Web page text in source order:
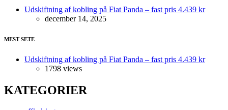
Udskiftning af kobling på Fiat Panda – fast pris 4.439 kr
december 14, 2025
MEST SETE
Udskiftning af kobling på Fiat Panda – fast pris 4.439 kr
1798 views
KATEGORIER